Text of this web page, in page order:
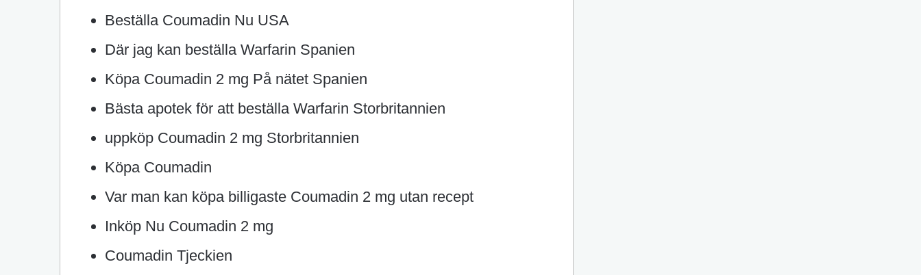
Beställa Coumadin Nu USA
Där jag kan beställa Warfarin Spanien
Köpa Coumadin 2 mg På nätet Spanien
Bästa apotek för att beställa Warfarin Storbritannien
uppköp Coumadin 2 mg Storbritannien
Köpa Coumadin
Var man kan köpa billigaste Coumadin 2 mg utan recept
Inköp Nu Coumadin 2 mg
Coumadin Tjeckien